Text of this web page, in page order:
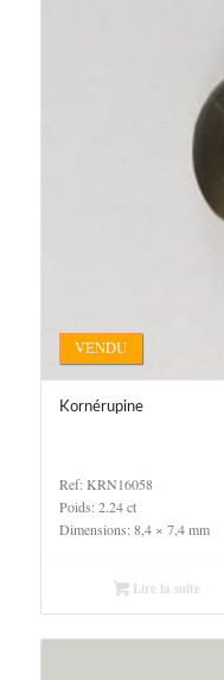
Kornérupine
VENDU
Ref: KRN16058
Poids: 2.24 ct
Dimensions: 8,4 × 7,4 mm
Lire la suite